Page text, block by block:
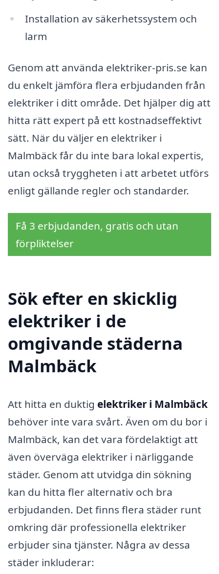
Installation av säkerhetssystem och
larm
Genom att använda elektriker-pris.se kan
du enkelt jämföra flera erbjudanden från
elektriker i ditt område. Det hjälper dig att
hitta rätt expert på ett kostnadseffektivt
sätt. När du väljer en elektriker i
Malmbäck får du inte bara lokal expertis,
utan också tryggheten i att arbetet utförs
enligt gällande regler och standarder.
Få 3 erbjudanden, gratis och utan
förpliktelser
Sök efter en skicklig
elektriker i de
omgivande städerna
Malmbäck
Att hitta en duktig elektriker i Malmbäck
behöver inte vara svårt. Även om du bor i
Malmbäck, kan det vara fördelaktigt att
även överväga elektriker i närliggande
städer. Genom att utvidga din sökning
kan du hitta fler alternativ och bra
erbjudanden. Det finns flera städer runt
omkring där professionella elektriker
erbjuder sina tjänster. Några av dessa
städer inkluderar: